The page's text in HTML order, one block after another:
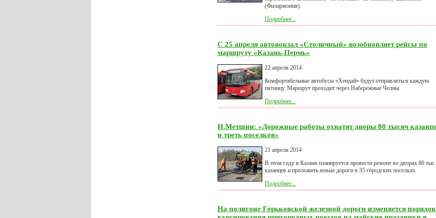
(Филармония).
Подробнее...
С 25 апреля автовокзал «Столичный» возобновляет рейсы по
маршруту «Казань-Пермь»
22 апреля 2014
Комфортабельные автобусы «Хендай» будут отправляться каждую
пятницу. Маршрут проходит через Набережные Челны.
Подробнее...
И.Метшин: «Дорожные работы охватят дворы 80 тысяч
и треть поселков»
21 апреля 2014
В этом году в Казани планируется провести ремонт во дворах 80 тыс.
казанцев и проложить новые дороги в 35 городских поселках.
Подробнее...
На полигоне Горьковской железной дороги изменяется порядок